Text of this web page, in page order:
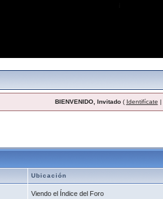
BIENVENIDO, Invitado( Identifícate |
Ubicación
Viendo el Índice del Foro